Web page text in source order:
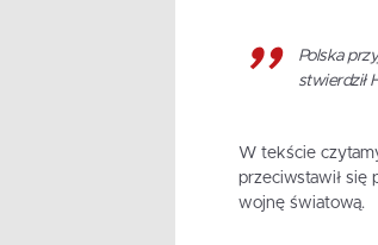
Polska
stwierdził
W tekście
przeciwstawił się
wojnę światową.